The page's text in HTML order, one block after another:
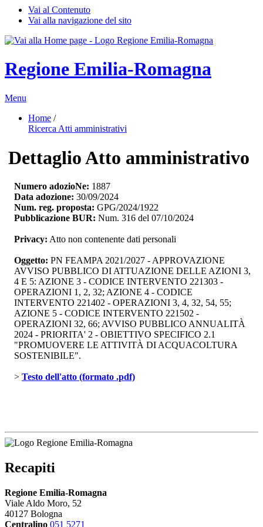
Vai al Contenuto
Vai alla navigazione del sito
Regione Emilia-Romagna
Menu
Home /
Ricerca Atti amministrativi
Dettaglio Atto amministrativo
Numero adozioNe: 1887
Data adozione: 30/09/2024
Num. reg. proposta: GPG/2024/1922
Pubblicazione BUR: Num. 316 del 07/10/2024
Privacy: Atto non contenente dati personali
Oggetto: PN FEAMPA 2021/2027 - APPROVAZIONE
AVVISO PUBBLICO DI ATTUAZIONE DELLE AZIONI 3,
4 E 5: AZIONE 3 - CODICE INTERVENTO 221303 -
OPERAZIONI 1, 2, 32; AZIONE 4 - CODICE
INTERVENTO 221402 - OPERAZIONI 3, 4, 32, 54, 55;
AZIONE 5 - CODICE INTERVENTO 221502 -
OPERAZIONI 32, 66; AVVISO PUBBLICO ANNUALITÀ
2024 - PRIORITA' 2 - OBIETTIVO SPECIFICO 2.1
"PROMUOVERE LE ATTIVITÀ DI ACQUACOLTURA
SOSTENIBILE".
> Testo dell'atto (formato .pdf)
Recapiti
Regione Emilia-Romagna
Viale Aldo Moro, 52
40127 Bologna
Centralino 051 5271